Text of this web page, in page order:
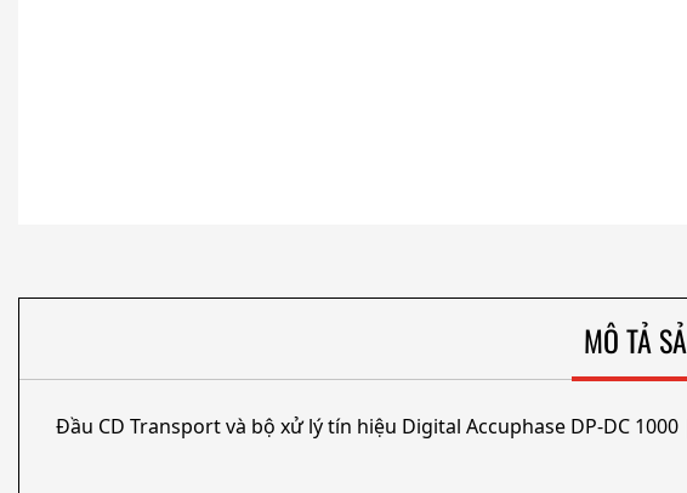
MÔ TẢ
Đầu CD Transport và bộ xử lý tín hiệu Digital Accuphase DP-DC 1000